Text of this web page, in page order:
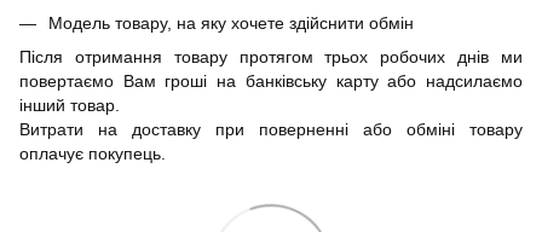
Модель товару, на яку хочете здійснити обмін
Після отримання товару протягом трьох робочих днів ми
повертаємо Вам гроші на банківську карту або надсилаємо
інший товар.
Витрати на доставку при поверненні або обміні товару
оплачує покупець.